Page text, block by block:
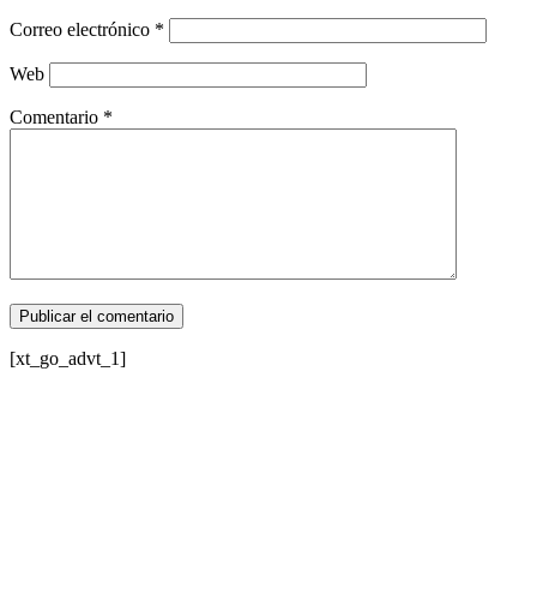
Correo electrónico *
Web
Comentario *
[xt_go_advt_1]